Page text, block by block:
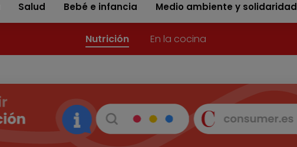
Salud Bebé e infancia Medio ambiente y solidaridad
Nutrición En la cocina